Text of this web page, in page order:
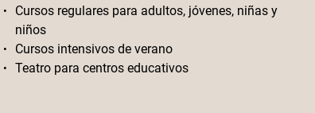
Cursos regulares para adultos, jóvenes, niñas y
niños
Cursos intensivos de verano
Teatro para centros educativos